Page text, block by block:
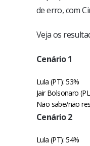
de erro, com
Veja os
Cenário 1
Lula (PT): 53%
Jair Bolsonaro
Não sabe/não
Cenário 2
Lula (PT): 54%